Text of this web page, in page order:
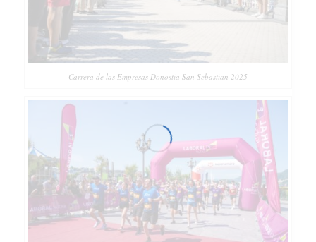
Carrera de las Empresas Donostia San Sebastian 2025